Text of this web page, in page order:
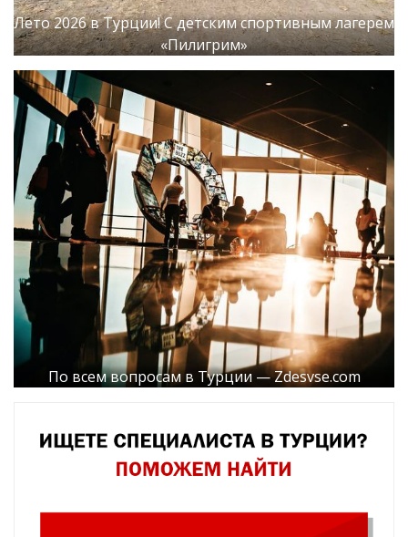
Лето 2026 в Турции! С детским спортивным лагерем
«Пилигрим»
По всем вопросам в Турции — Zdesvse.com